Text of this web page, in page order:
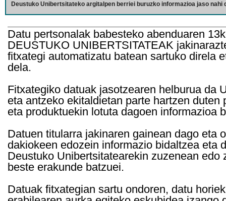
Deustuko Unibertsitateko argitalpen berriei buruzko informazioa jaso nahi
Datu pertsonalak babesteko abenduaren
DEUSTUKO UNIBERTSITATEAK
fitxategi automatizatu batean sartuko direla
dela.
Fitxategiko datuak jasotzearen helburua da
eta antzeko ekitaldietan parte hartzen
eta produktuekin lotuta dagoen informazioa
Datuen titularra jakinaren gainean dago eta
dakiokeen edozein informazio bidaltzea eta
Deustuko Unibertsitatearekin zuzenean
beste erakunde batzuei.
Datuak fitxategian sartu ondoren, datu